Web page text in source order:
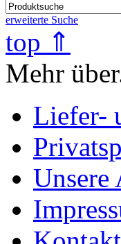
erweiterte Suche
top ⇑
Mehr
Liefer-
Unsere